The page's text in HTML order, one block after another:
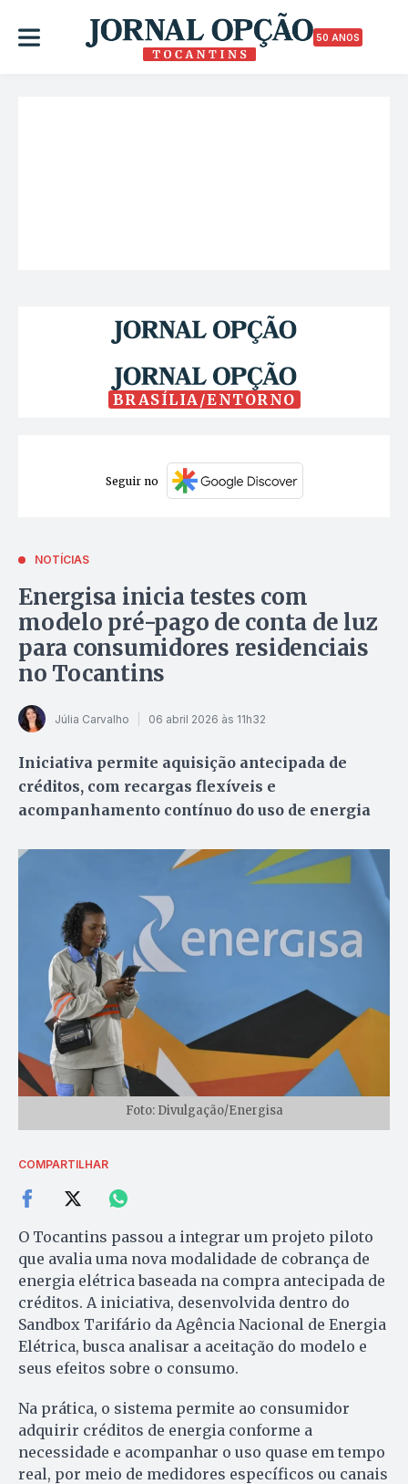
50 ANOS
BRASÍLIA/ENTORNO
Seguir no
NOTÍCIAS
Energisa inicia testes com
modelo pré-pago de conta de luz
para consumidores residenciais
no Tocantins
Júlia Carvalho 06 abril 2026 às 11h32
Iniciativa permite aquisição antecipada de
créditos, com recargas flexíveis e
acompanhamento contínuo do uso de energia
Foto: Divulgação/Energisa
COMPARTILHAR
O Tocantins passou a integrar um projeto piloto
que avalia uma nova modalidade de cobrança de
energia elétrica baseada na compra antecipada de
créditos. A iniciativa, desenvolvida dentro do
Sandbox Tarifário da Agência Nacional de Energia
Elétrica, busca analisar a aceitação do modelo e
seus efeitos sobre o consumo.
Na prática, o sistema permite ao consumidor
adquirir créditos de energia conforme a
necessidade e acompanhar o uso quase em tempo
real, por meio de medidores específicos ou canais